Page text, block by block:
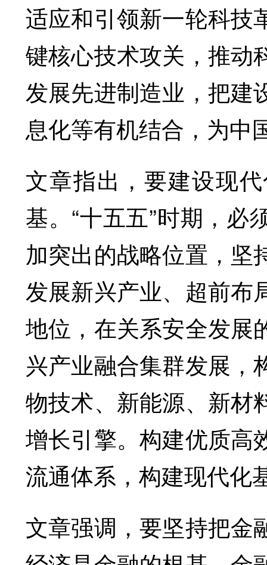
适应和引领新一轮科技
键核心技术攻关，推动
发展先进制造业，把建
息化等有机结合，为中
文章指出，要建设现
基。“十五五”时期，
加突出的战略位置，坚
发展新兴产业、超前布
地位，在关系安全发展
兴产业融合集群发展，
物技术、新能源、新材
增长引擎。构建优质高
流通体系，构建现代化
文章强调，要坚持把金